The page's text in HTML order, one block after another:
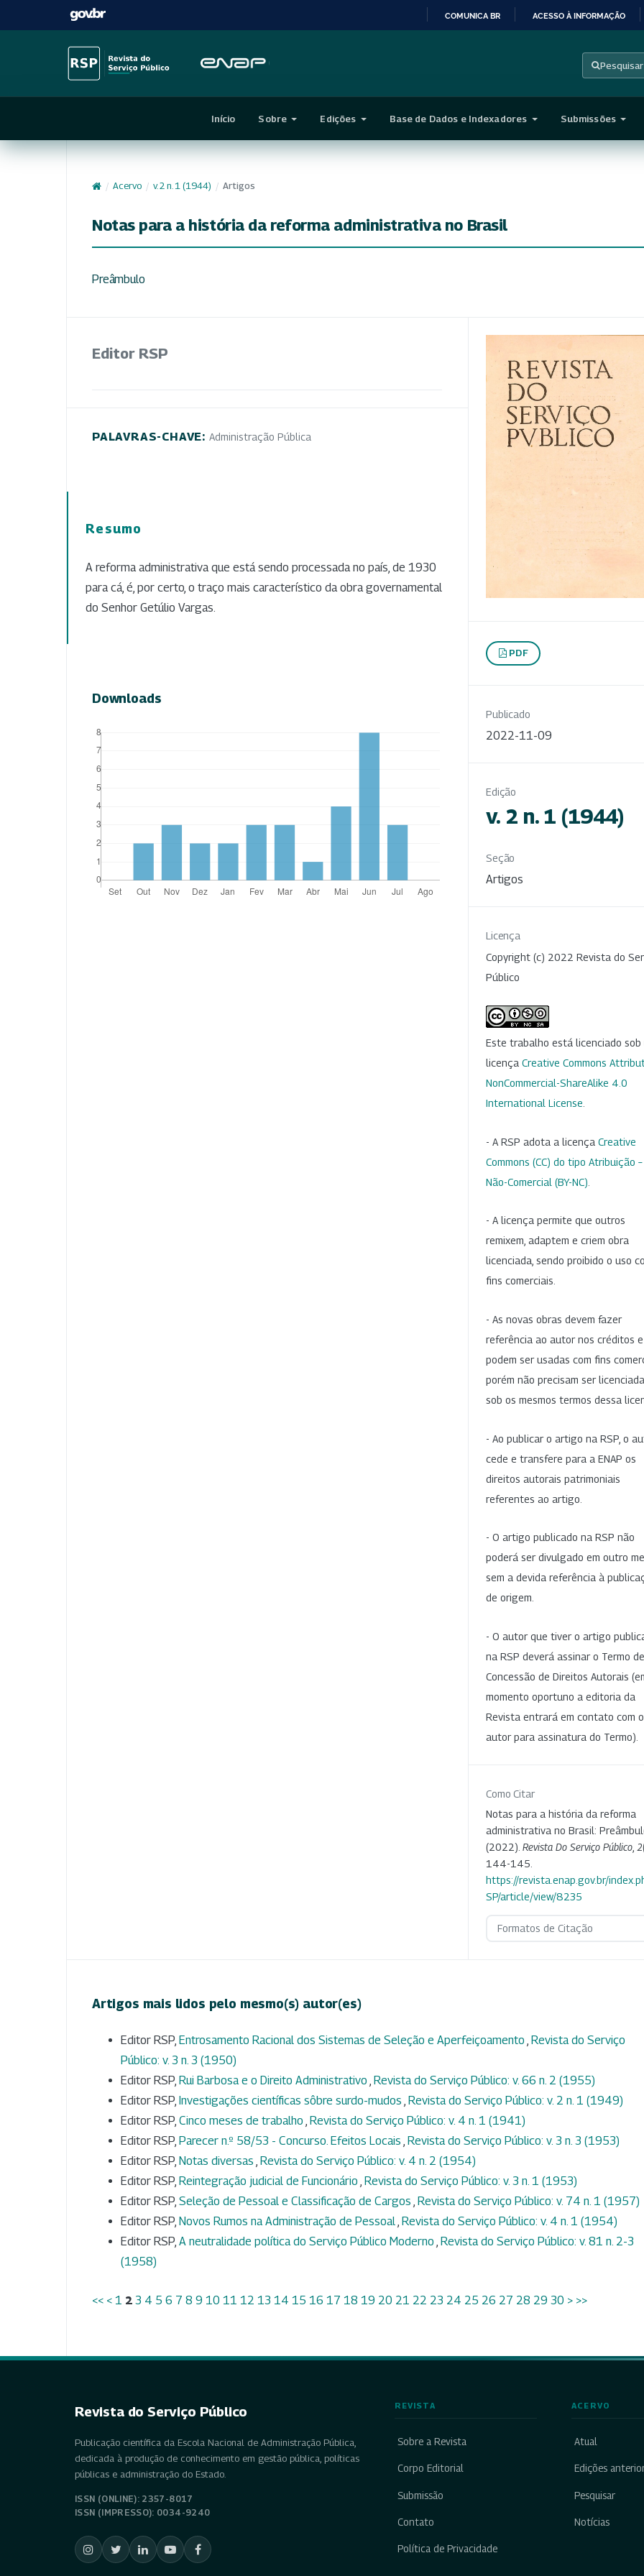
CONTEÚDO
COMUNICA BR ACESSO À INFORMAÇÃO
Pesquisar
Início Sobre Edições Base de Dados e Indexadores Submissões
/ Acervo / v. 2 n. 1 (1944) / Artigos
Notas para a história da reforma administrativa no Brasil
Preâmbulo
Editor RSP
PALAVRAS-CHAVE: Administração Pública
Resumo
A reforma administrativa que está sendo processada no país, de 1930
para cá, é, por certo, o traço mais característico da obra governamental
do Senhor Getúlio Vargas.
Downloads
PDF
Publicado
2022-11-09
Edição
v. 2 n. 1 (1944)
Seção
Artigos
Licença
Copyright (c) 2022 Revista do
Público
Este trabalho está licenciado sob
licença Creative Commons
NonCommercial-ShareAlike 4.0
International License
- A RSP adota a licença Creative
Commons (CC) do tipo Atribuição –
Não-Comercial (BY-NC)
- A licença permite que outros
remixem, adaptem e criem obra
licenciada, sendo proibido o uso
fins comerciais.
- As novas obras devem fazer
referência ao autor nos créditos
podem ser usadas com fins
porém não precisam ser
sob os mesmos termos dessa
- Ao publicar o artigo na RSP, o
cede e transfere para a ENAP os
direitos autorais patrimoniais
referentes ao artigo.
- O artigo publicado na RSP não
poderá ser divulgado em outro
sem a devida referência à
de origem.
- O autor que tiver o artigo
na RSP deverá assinar o Termo de
Concessão de Direitos Autorais
momento oportuno a editoria da
Revista entrará em contato com o
autor para assinatura do Termo).
Como Citar
Notas para a história da reforma
administrativa no Brasil:
(2022). Revista Do Serviço Público 2
144-145.
https://revista.enap.gov.br/
SP/article/view/8235
Formatos de Citação
Artigos mais lidos pelo mesmo(s) autor(es)
Editor RSP, Entrosamento Racional dos Sistemas de Seleção e Aperfeiçoamento , Revista do Serviço
Público: v. 3 n. 3 (1950)
Editor RSP, Rui Barbosa e o Direito Administrativo , Revista do Serviço Público: v. 66 n. 2 (1955)
Editor RSP, Investigações científicas sôbre surdo-mudos , Revista do Serviço Público: v. 2 n. 1 (1949)
Editor RSP, Cinco meses de trabalho , Revista do Serviço Público: v. 4 n. 1 (1941)
Editor RSP, Parecer n.º 58/53 - Concurso. Efeitos Locais , Revista do Serviço Público: v. 3 n. 3 (1953)
Editor RSP, Notas diversas , Revista do Serviço Público: v. 4 n. 2 (1954)
Editor RSP, Reintegração judicial de Funcionário , Revista do Serviço Público: v. 3 n. 1 (1953)
Editor RSP, Seleção de Pessoal e Classificação de Cargos , Revista do Serviço Público: v. 74 n. 1 (1957)
Editor RSP, Novos Rumos na Administração de Pessoal, Revista do Serviço Público: v. 4 n. 1 (1954)
Editor RSP, A neutralidade política do Serviço Público Moderno , Revista do Serviço Público: v. 81 n. 2-3
(1958)
<< < 1 2 3 4 5 6 7 8 9 10 11 12 13 14 15 16 17 18 19 20 21 22 23 24 25 26 27 28 29 30 > >>
Revista do Serviço Público
Publicação científica da Escola Nacional de Administração Pública,
dedicada à produção de conhecimento em gestão pública, políticas
públicas e administração do Estado.
ISSN (ONLINE): 2357-8017
ISSN (IMPRESSO): 0034-9240
REVISTA
Sobre a Revista
Corpo Editorial
Submissão
Contato
Política de Privacidade
ACERVO
Atual
Edições
Pesquisar
Notícias